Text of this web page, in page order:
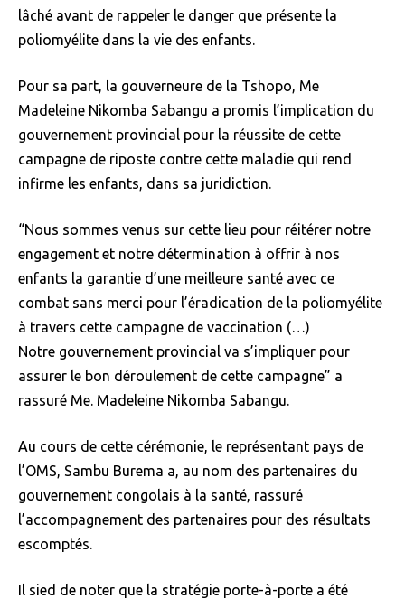
lâché avant de rappeler le danger que présente la
poliomyélite dans la vie des enfants.
Pour sa part, la gouverneure de la Tshopo, Me
Madeleine Nikomba Sabangu a promis l’implication du
gouvernement provincial pour la réussite de cette
campagne de riposte contre cette maladie qui rend
infirme les enfants, dans sa juridiction.
“Nous sommes venus sur cette lieu pour réitérer notre
engagement et notre détermination à offrir à nos
enfants la garantie d’une meilleure santé avec ce
combat sans merci pour l’éradication de la poliomyélite
à travers cette campagne de vaccination (…)
Notre gouvernement provincial va s’impliquer pour
assurer le bon déroulement de cette campagne” a
rassuré Me. Madeleine Nikomba Sabangu.
Au cours de cette cérémonie, le représentant pays de
l’OMS, Sambu Burema a, au nom des partenaires du
gouvernement congolais à la santé, rassuré
l’accompagnement des partenaires pour des résultats
escomptés.
Il sied de noter que la stratégie porte-à-porte a été